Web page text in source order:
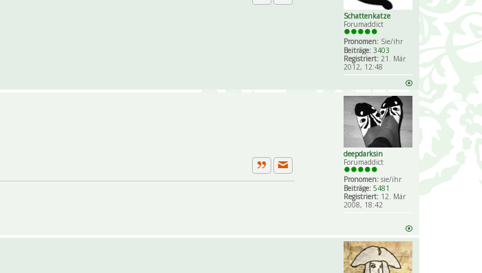
Schattenkatze
Forumaddict
Pronomen: Sie/ihr
Beiträge: 3403
Registriert: 21. Mär
2012, 12:48
ZitatPrivate Nachricht senden
deepdarksin
Forumaddict
Pronomen: sie/ihr
Beiträge: 5481
Registriert: 12. Mär
2008, 18:42
ZitatPrivate Nachricht senden